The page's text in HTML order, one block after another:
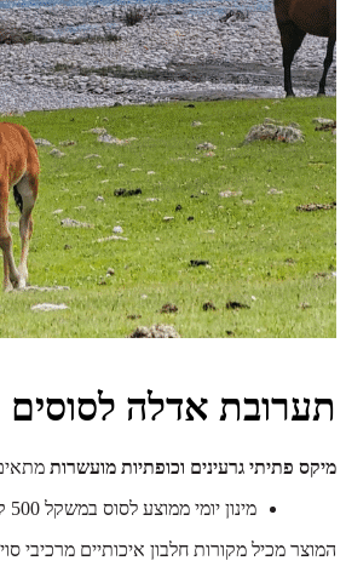
תערובת אדלה לסוסים 11.5% חלבון
מיקס פתיתי גרעינים וכופתיות מועשרות
מינון יומי ממוצע לסוס במשקל 500 ק"ג בפעילות בינונית הינו 2.3 ק"ג ביום.
המוצר מכיל מקורות חלבון איכותיים מרכיבי